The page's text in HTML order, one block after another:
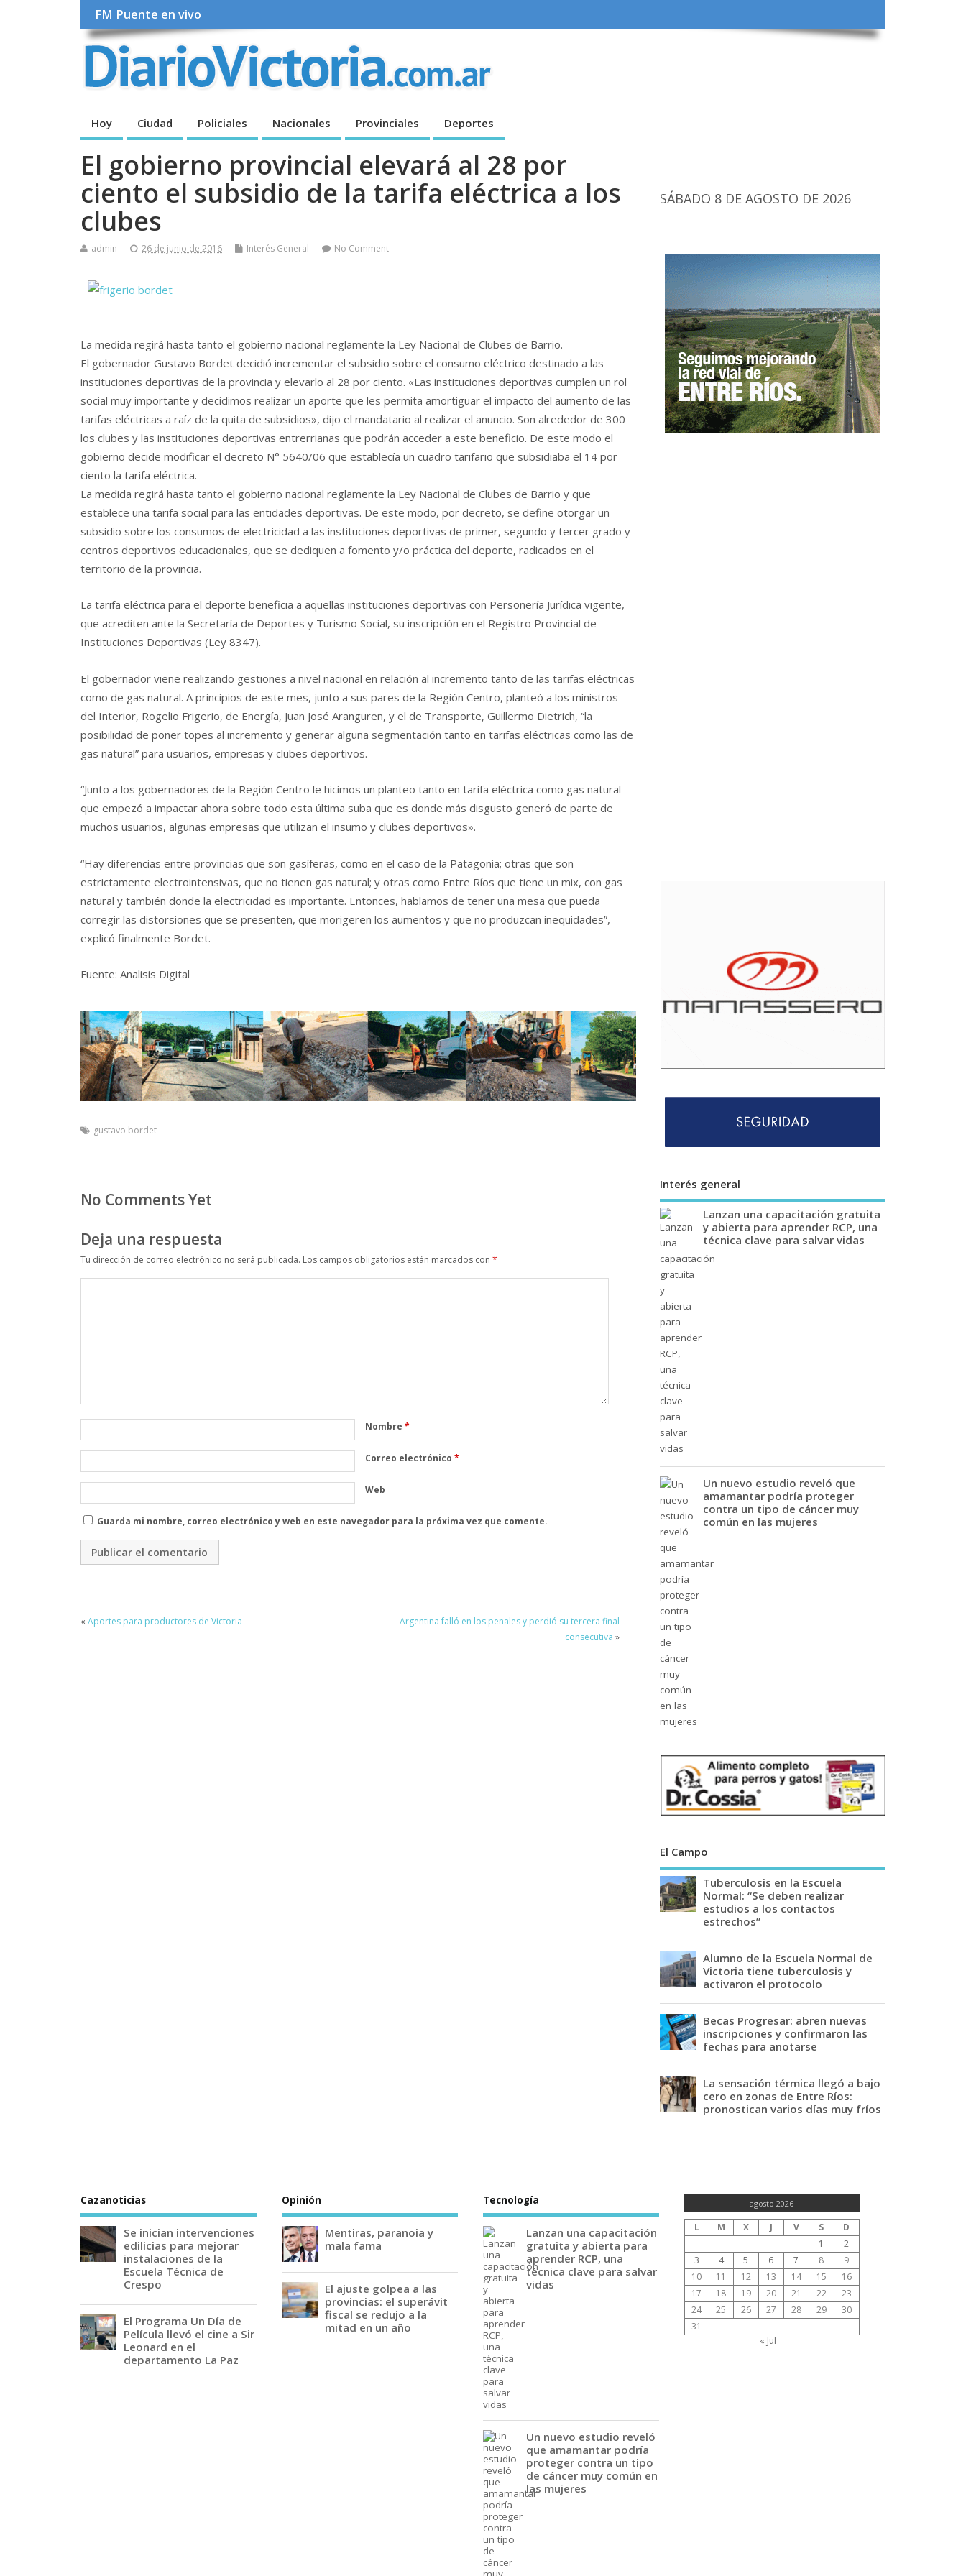
FM Puente en vivo
Hoy Ciudad Policiales Nacionales Provinciales Deportes
El gobierno provincial elevará al 28 por
ciento el subsidio de la tarifa eléctrica a los
clubes
admin 26 de junio de 2016 Interés General No Comment
La medida regirá hasta tanto el gobierno nacional reglamente la Ley Nacional de Clubes de Barrio.
El gobernador Gustavo Bordet decidió incrementar el subsidio sobre el consumo eléctrico destinado a las
instituciones deportivas de la provincia y elevarlo al 28 por ciento. «Las instituciones deportivas cumplen un rol
social muy importante y decidimos realizar un aporte que les permita amortiguar el impacto del aumento de las
tarifas eléctricas a raíz de la quita de subsidios», dijo el mandatario al realizar el anuncio. Son alrededor de 300
los clubes y las instituciones deportivas entrerrianas que podrán acceder a este beneficio. De este modo el
gobierno decide modificar el decreto N° 5640/06 que establecía un cuadro tarifario que subsidiaba el 14 por
ciento la tarifa eléctrica.
La medida regirá hasta tanto el gobierno nacional reglamente la Ley Nacional de Clubes de Barrio y que
establece una tarifa social para las entidades deportivas. De este modo, por decreto, se define otorgar un
subsidio sobre los consumos de electricidad a las instituciones deportivas de primer, segundo y tercer grado y
centros deportivos educacionales, que se dediquen a fomento y/o práctica del deporte, radicados en el
territorio de la provincia.
La tarifa eléctrica para el deporte beneficia a aquellas instituciones deportivas con Personería Jurídica vigente,
que acrediten ante la Secretaría de Deportes y Turismo Social, su inscripción en el Registro Provincial de
Instituciones Deportivas (Ley 8347).
El gobernador viene realizando gestiones a nivel nacional en relación al incremento tanto de las tarifas eléctricas
como de gas natural. A principios de este mes, junto a sus pares de la Región Centro, planteó a los ministros
del Interior, Rogelio Frigerio, de Energía, Juan José Aranguren, y el de Transporte, Guillermo Dietrich, “la
posibilidad de poner topes al incremento y generar alguna segmentación tanto en tarifas eléctricas como las de
gas natural” para usuarios, empresas y clubes deportivos.
“Junto a los gobernadores de la Región Centro le hicimos un planteo tanto en tarifa eléctrica como gas natural
que empezó a impactar ahora sobre todo esta última suba que es donde más disgusto generó de parte de
muchos usuarios, algunas empresas que utilizan el insumo y clubes deportivos».
“Hay diferencias entre provincias que son gasíferas, como en el caso de la Patagonia; otras que son
estrictamente electrointensivas, que no tienen gas natural; y otras como Entre Ríos que tiene un mix, con gas
natural y también donde la electricidad es importante. Entonces, hablamos de tener una mesa que pueda
corregir las distorsiones que se presenten, que morigeren los aumentos y que no produzcan inequidades”,
explicó finalmente Bordet.
Fuente: Analisis Digital
gustavo bordet
No Comments Yet
Deja una respuesta
Tu dirección de correo electrónico no será publicada. Los campos obligatorios están marcados con *
Nombre *
Correo electrónico *
Web
Guarda mi nombre, correo electrónico y web en este navegador para la próxima vez que comente.
« Aportes para productores de Victoria
Argentina falló en los penales y perdió su tercera final
consecutiva »
SÁBADO 8 DE AGOSTO DE 2026
Interés general
Lanzan una capacitación gratuita
y abierta para aprender RCP, una
técnica clave para salvar vidas
Un nuevo estudio reveló que
amamantar podría proteger
contra un tipo de cáncer muy
común en las mujeres
El Campo
Tuberculosis en la Escuela
Normal: “Se deben realizar
estudios a los contactos
estrechos”
Alumno de la Escuela Normal de
Victoria tiene tuberculosis y
activaron el protocolo
Becas Progresar: abren nuevas
inscripciones y confirmaron las
fechas para anotarse
La sensación térmica llegó a bajo
cero en zonas de Entre Ríos:
pronostican varios días muy fríos
Cazanoticias
Se inician intervenciones
edilicias para mejorar
instalaciones de la
Escuela Técnica de
Crespo
El Programa Un Día de
Película llevó el cine a Sir
Leonard en el
departamento La Paz
Opinión
Mentiras, paranoia y
mala fama
El ajuste golpea a las
provincias: el superávit
fiscal se redujo a la
mitad en un año
Tecnología
Lanzan una capacitación
gratuita y abierta para
aprender RCP, una
técnica clave para salvar
vidas
Un nuevo estudio reveló
que amamantar podría
proteger contra un tipo
de cáncer muy común en
las mujeres
agosto 2026
L M X J V S
D
1
2
3
4 5 6 7 8
9
10
11 12 13 14 15
16
17
18 19 20 21 22
23
24
25 26 27 28 29
30
31
« Jul